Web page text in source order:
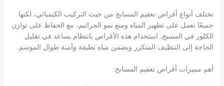
تختلف أنواع أقراص تعقيم المسابح من حيث التركيب الكيميائي، لكنها
جميعًا تعمل على تطهير المياه ومنع نمو الجراثيم، مع الحفاظ على توازن
الكلور في المسبح. استخدام هذه الأقراص بانتظام يساعد في تقليل
الحاجة إلى التنظيف المتكرر ويضمن مياه نظيفة وآمنة طوال الموسم.
أهم مميزات أقراص تعقيم المسابح: